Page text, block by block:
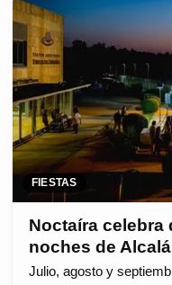
FIESTAS
Noctaíra celebra
noches de Alcalá
Julio, agosto y